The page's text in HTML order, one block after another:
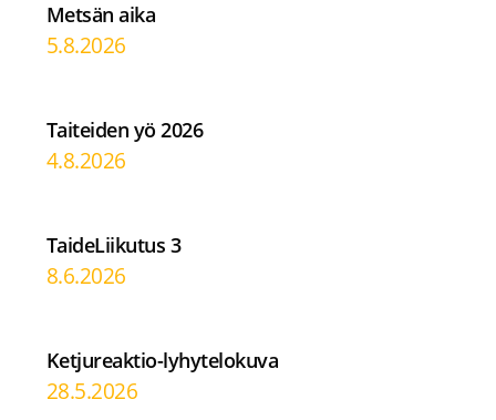
Metsän aika
5.8.2026
Taiteiden yö 2026
4.8.2026
TaideLiikutus 3
8.6.2026
Ketjureaktio-lyhytelokuva
28.5.2026